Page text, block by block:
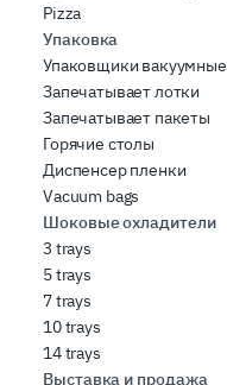
Pizza
Упаковка
Упаковщики вакуумные
Запечатывает лотки
Запечатывает пакеты
Горячие столы
Диспенсер пленки
Vacuum bags
Шоковые охладители
3 trays
5 trays
7 trays
10 trays
14 trays
Выставка и продажа